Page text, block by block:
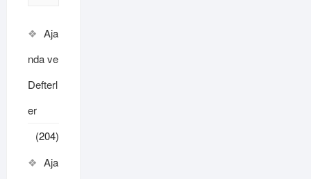
Aja
nda ve
Defterl
er
(204)
Aja